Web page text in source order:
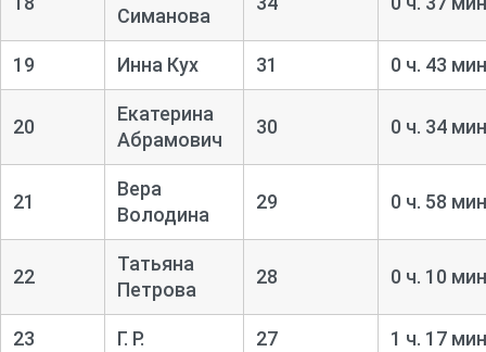
Симанова
19 Инна Кух 31 0 ч. 43
20
Екатерина
Абрамович
30 0 ч. 34
21
Вера
Володина
29 0 ч. 58
22
Татьяна
Петрова
28 0 ч. 10
23 Г. Р. 27 1 ч. 17